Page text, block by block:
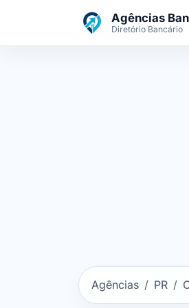
Agências
Diretório Bancário
Agências PR